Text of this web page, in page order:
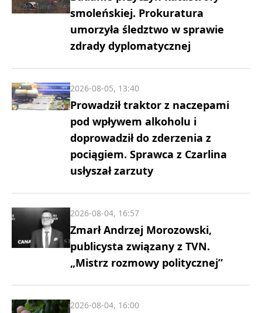
smoleńskiej. Prokuratura
umorzyła śledztwo w sprawie
zdrady dyplomatycznej
Prowadził traktor z naczepami
pod wpływem alkoholu i
doprowadził do zderzenia z
pociągiem. Sprawca z Czarlina
usłyszał zarzuty
2026-08-05, 13:40
Zmarł Andrzej Morozowski,
publicysta związany z TVN.
„Mistrz rozmowy politycznej”
2026-08-04, 16:57
2026-08-04, 16:00